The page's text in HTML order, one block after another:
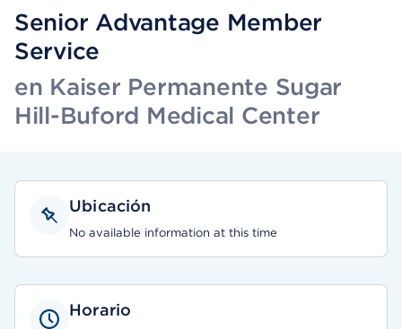
Senior Advantage Member
Service
en Kaiser Permanente Sugar
Hill-Buford Medical Center
Ubicación
No available information at this time
Horario